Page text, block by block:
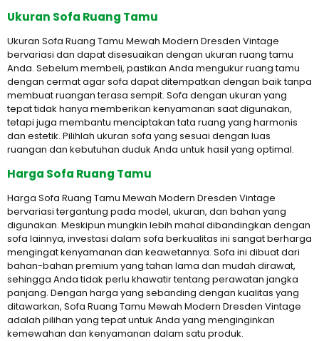
Ukuran Sofa Ruang Tamu
Ukuran Sofa Ruang Tamu Mewah Modern Dresden Vintage
bervariasi dan dapat disesuaikan dengan ukuran ruang tamu
Anda. Sebelum membeli, pastikan Anda mengukur ruang tamu
dengan cermat agar sofa dapat ditempatkan dengan baik tanpa
membuat ruangan terasa sempit. Sofa dengan ukuran yang
tepat tidak hanya memberikan kenyamanan saat digunakan,
tetapi juga membantu menciptakan tata ruang yang harmonis
dan estetik. Pilihlah ukuran sofa yang sesuai dengan luas
ruangan dan kebutuhan duduk Anda untuk hasil yang optimal.
Harga Sofa Ruang Tamu
Harga Sofa Ruang Tamu Mewah Modern Dresden Vintage
bervariasi tergantung pada model, ukuran, dan bahan yang
digunakan. Meskipun mungkin lebih mahal dibandingkan dengan
sofa lainnya, investasi dalam sofa berkualitas ini sangat berharga
mengingat kenyamanan dan keawetannya. Sofa ini dibuat dari
bahan-bahan premium yang tahan lama dan mudah dirawat,
sehingga Anda tidak perlu khawatir tentang perawatan jangka
panjang. Dengan harga yang sebanding dengan kualitas yang
ditawarkan, Sofa Ruang Tamu Mewah Modern Dresden Vintage
adalah pilihan yang tepat untuk Anda yang menginginkan
kemewahan dan kenyamanan dalam satu produk.